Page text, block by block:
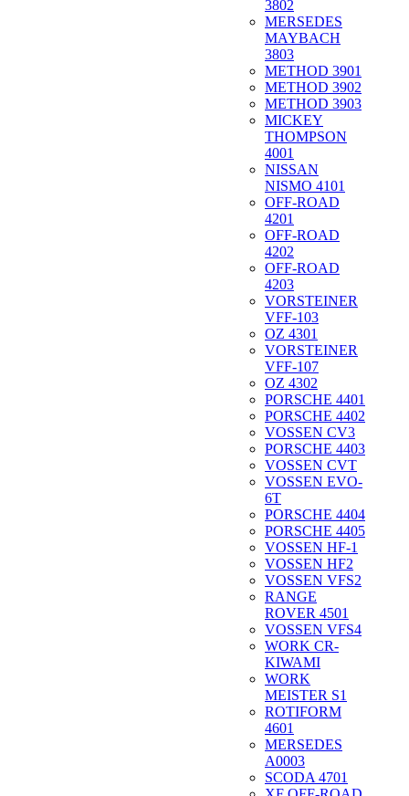
3802
MERSEDES
MAYBACH
3803
METHOD 3901
METHOD 3902
METHOD 3903
MICKEY
THOMPSON
4001
NISSAN
NISMO 4101
OFF-ROAD
4201
OFF-ROAD
4202
OFF-ROAD
4203
VORSTEINER
VFF-103
OZ 4301
VORSTEINER
VFF-107
OZ 4302
PORSCHE 4401
PORSCHE 4402
VOSSEN CV3
PORSCHE 4403
VOSSEN CVT
VOSSEN EVO-
6T
PORSCHE 4404
PORSCHE 4405
VOSSEN HF-1
VOSSEN HF2
VOSSEN VFS2
RANGE
ROVER 4501
VOSSEN VFS4
WORK CR-
KIWAMI
WORK
MEISTER S1
ROTIFORM
4601
MERSEDES
A0003
SCODA 4701